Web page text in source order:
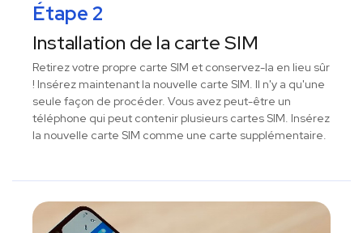
Étape 2
Installation de la carte SIM
Retirez votre propre carte SIM et conservez-la en lieu sûr
! Insérez maintenant la nouvelle carte SIM. Il n'y a qu'une
seule façon de procéder. Vous avez peut-être un
téléphone qui peut contenir plusieurs cartes SIM. Insérez
la nouvelle carte SIM comme une carte supplémentaire.